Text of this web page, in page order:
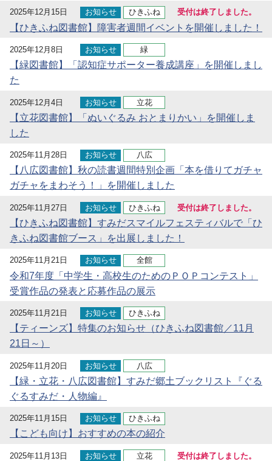
2025年12月15日 お知らせ ひきふね 受付は終了しました。
【ひきふね図書館】障害者週間イベントを開催しました！
2025年12月8日 お知らせ 緑
【緑図書館】「認知症サポーター養成講座」を開催しまし
た
2025年12月4日 お知らせ 立花
【立花図書館】「ぬいぐるみ おとまりかい」を開催しま
した
2025年11月28日 お知らせ 八広
【八広図書館】秋の読書週間特別企画「本を借りてガチャ
ガチャをまわそう！」を開催しました
2025年11月27日 お知らせ ひきふね 受付は終了しました。
【ひきふね図書館】すみだスマイルフェスティバルで「ひ
きふね図書館ブース」を出展しました！
2025年11月21日 お知らせ 全館
令和7年度「中学生・高校生のためのＰＯＰコンテスト」
受賞作品の発表と応募作品の展示
2025年11月21日 お知らせ ひきふね
【ティーンズ】特集のお知らせ（ひきふね図書館／11月
21日～）
2025年11月20日 お知らせ 八広
【緑・立花・八広図書館】すみだ郷土ブックリスト『ぐる
ぐるすみだ・人物編』
2025年11月15日 お知らせ ひきふね
【こども向け】おすすめの本の紹介
2025年11月13日 お知らせ 立花 受付は終了しました。